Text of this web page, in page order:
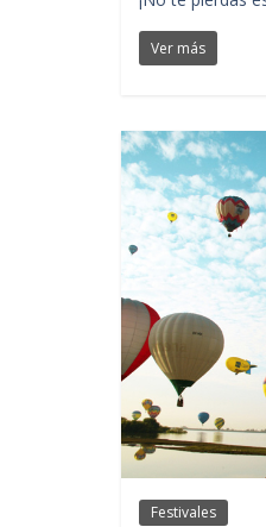
Ver más
Festivales